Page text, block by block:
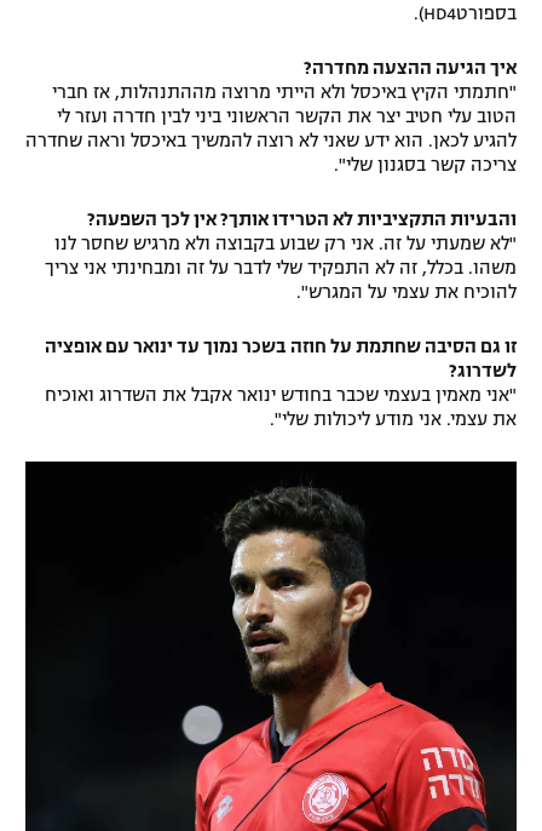
בספורטHD4).
איך הגיעה ההצעה מחדרה?
"חתמתי הקיץ באיכסל ולא הייתי מרוצה מההתנהלות, אז חברי
הטוב עלי חטיב יצר את הקשר הראשוני ביני לבין חדרה ועזר לי
להגיע לכאן. הוא ידע שאני לא רוצה להמשיך באיכסל וראה שחדרה
צריכה קשר בסגנון שלי".
והבעיות התקציביות לא הטרידו אותך? אין לכך השפעה?
"לא שמעתי על זה. אני רק שבוע בקבוצה ולא מרגיש שחסר לנו
משהו. בכלל, זה לא התפקיד שלי לדבר על זה ומבחינתי אני צריך
להוכיח את עצמי על המגרש".
זו גם הסיבה שחתמת על חוזה בשכר נמוך עד ינואר עם אופציה
לשדרוג?
"אני מאמין בעצמי שכבר בחודש ינואר אקבל את השדרוג ואוכיח
את עצמי. אני מודע ליכולות שלי".